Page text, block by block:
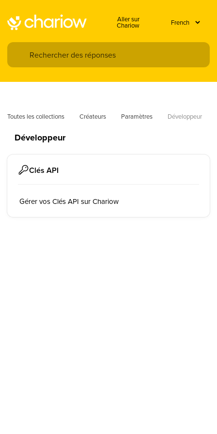
Aller sur
Chariow
Toutes les collections Créateurs Paramètres Développeur
Développeur
Clés API
Gérer vos Clés API sur Chariow